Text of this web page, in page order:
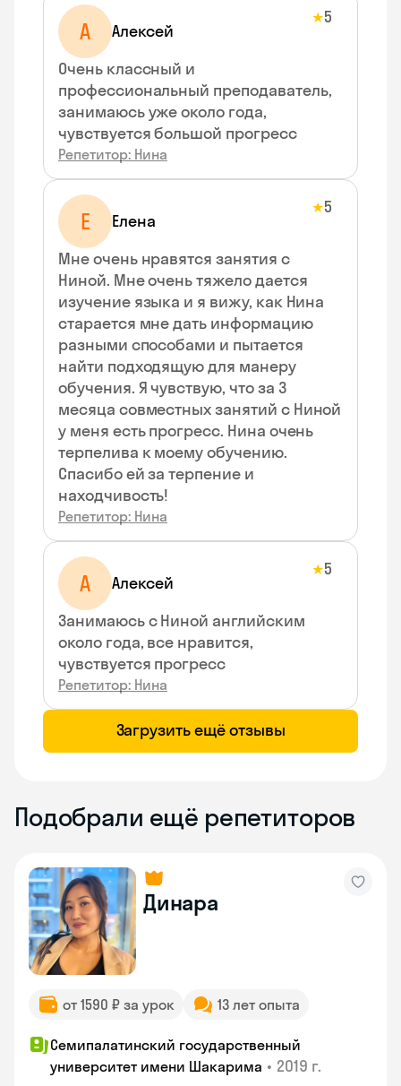
А Алексей
★5
Очень классный и
профессиональный преподаватель,
занимаюсь уже около года,
чувствуется большой прогресс
Репетитор: Нина
Е Елена
★5
Мне очень нравятся занятия с
Ниной. Мне очень тяжело дается
изучение языка и я вижу, как Нина
старается мне дать информацию
разными способами и пытается
найти подходящую для манеру
обучения. Я чувствую, что за 3
месяца совместных занятий с Ниной
у меня есть прогресс. Нина очень
терпелива к моему обучению.
Спасибо ей за терпение и
находчивость!
Репетитор: Нина
А Алексей
★5
Занимаюсь с Ниной английским
около года, все нравится,
чувствуется прогресс
Репетитор: Нина
Загрузить ещё отзывы
Подобрали ещё репетиторов
Динара
от 1590 ₽ за урок 13 лет опыта
Семипалатинский государственный
университет имени Шакарима • 2019 г.